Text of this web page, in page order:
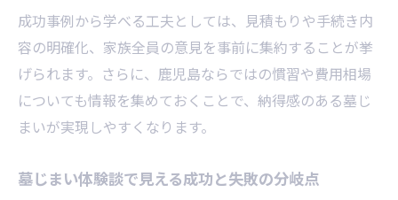
成功事例から学べる工夫としては、見積もりや手続き内
容の明確化、家族全員の意見を事前に集約することが挙
げられます。さらに、鹿児島ならではの慣習や費用相場
についても情報を集めておくことで、納得感のある墓じ
まいが実現しやすくなります。
墓じまい体験談で見える成功と失敗の分岐点